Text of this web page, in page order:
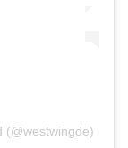
(@westwingde)